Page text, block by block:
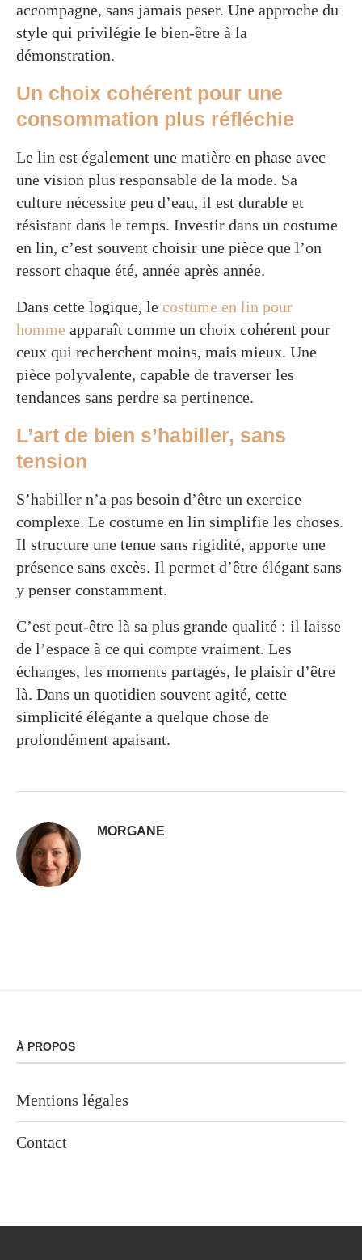
accompagne, sans jamais peser. Une approche du
style qui privilégie le bien-être à la
démonstration.
Un choix cohérent pour une
consommation plus réfléchie
Le lin est également une matière en phase avec
une vision plus responsable de la mode. Sa
culture nécessite peu d’eau, il est durable et
résistant dans le temps. Investir dans un costume
en lin, c’est souvent choisir une pièce que l’on
ressort chaque été, année après année.
Dans cette logique, le costume en lin pour
homme apparaît comme un choix cohérent pour
ceux qui recherchent moins, mais mieux. Une
pièce polyvalente, capable de traverser les
tendances sans perdre sa pertinence.
L’art de bien s’habiller, sans
tension
S’habiller n’a pas besoin d’être un exercice
complexe. Le costume en lin simplifie les choses.
Il structure une tenue sans rigidité, apporte une
présence sans excès. Il permet d’être élégant sans
y penser constamment.
C’est peut-être là sa plus grande qualité : il laisse
de l’espace à ce qui compte vraiment. Les
échanges, les moments partagés, le plaisir d’être
là. Dans un quotidien souvent agité, cette
simplicité élégante a quelque chose de
profondément apaisant.
MORGANE
À PROPOS
Mentions légales
Contact